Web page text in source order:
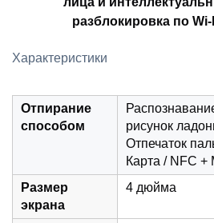
разблокировка по
Характеристики
Отпирание
способом
рисунок
Отпечаток
Карта / NFC +
Размер
экрана
4 дюйма